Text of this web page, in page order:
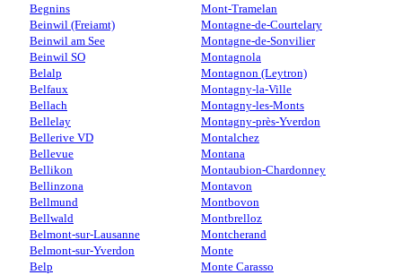
Begnins
Beinwil (Freiamt)
Beinwil am See
Beinwil SO
Belalp
Belfaux
Bellach
Bellelay
Bellerive VD
Bellevue
Bellikon
Bellinzona
Bellmund
Bellwald
Belmont-sur-Lausanne
Belmont-sur-Yverdon
Belp
Mont-Tramelan
Montagne-de-Courtelary
Montagne-de-Sonvilier
Montagnola
Montagnon (Leytron)
Montagny-la-Ville
Montagny-les-Monts
Montagny-près-Yverdon
Montalchez
Montana
Montaubion-Chardonney
Montavon
Montbovon
Montbrelloz
Montcherand
Monte
Monte Carasso